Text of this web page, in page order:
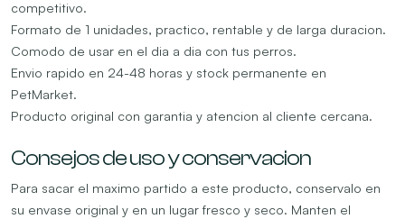
competitivo.
Formato de 1 unidades, practico, rentable y de larga duracion.
Comodo de usar en el dia a dia con tus perros.
Envio rapido en 24-48 horas y stock permanente en
PetMarket.
Producto original con garantia y atencion al cliente cercana.
Consejos de uso y conservacion
Para sacar el maximo partido a este producto, conservalo en
su envase original y en un lugar fresco y seco. Manten el